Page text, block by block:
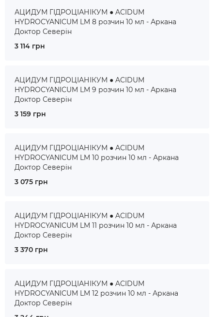
АЦИДУМ ГІДРОЦІАНІКУМ ● ACIDUM
HYDROCYANICUM LM 8 розчин 10 мл - Аркана
Доктор Северін
3 114 грн
АЦИДУМ ГІДРОЦІАНІКУМ ● ACIDUM
HYDROCYANICUM LM 9 розчин 10 мл - Аркана
Доктор Северін
3 159 грн
АЦИДУМ ГІДРОЦІАНІКУМ ● ACIDUM
HYDROCYANICUM LM 10 розчин 10 мл - Аркана
Доктор Северін
3 075 грн
АЦИДУМ ГІДРОЦІАНІКУМ ● ACIDUM
HYDROCYANICUM LM 11 розчин 10 мл - Аркана
Доктор Северін
3 370 грн
АЦИДУМ ГІДРОЦІАНІКУМ ● ACIDUM
HYDROCYANICUM LM 12 розчин 10 мл - Аркана
Доктор Северін